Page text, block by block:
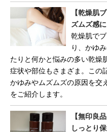
【乾燥肌
ズムズ感
乾燥肌で
り、かゆ
たりと何かと悩みの多い乾燥
症状や部位もさまざま。この
かゆみやムズムズの原因を交
をご紹介します。
【無印良
しっとり